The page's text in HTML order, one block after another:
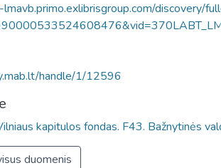
discovery/
handle/1/12596
kapitulos fondas. F43. Bažnytinės
duomenis